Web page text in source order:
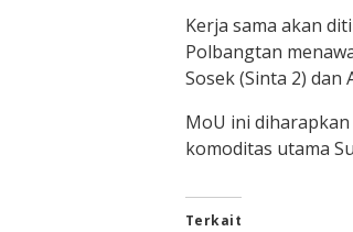
Kerja sama akan
Polbangtan
Sosek (Sinta 2) dan
MoU ini
komoditas utama
Terkait